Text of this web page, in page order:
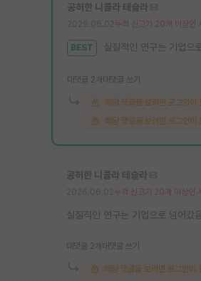
공허한 니콜라 테슬라
누적 신고가 20개 이상인
BEST 실질적인 연구는 기업으
대댓글 2개 대댓글 쓰기
해당 댓글을 보려면 로그인이
해당 댓글을 보려면 로그인이
공허한 니콜라 테슬라
누적 신고가 20개 이상인
실질적인 연구는 기업으로 넘어갔
대댓글 2개 대댓글 쓰기
해당 댓글을 보려면 로그인이